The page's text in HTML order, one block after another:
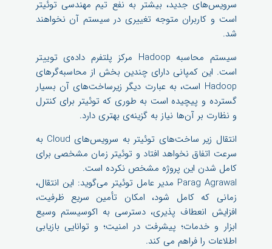
سرویس‌های جدید، بیشتر به نفع تیم مهندسی توئیتر
است و کاربران متوجه تغییری در سیستم آن نخواهند
شد.
سیستم محاسبه Hadoop مرکز پلتفرم داده‌ی توییتر
است. این کمپانی دارای چندین بخش از محاسبه‌گرهای
Hadoop است، به عبارت دیگر زیرساخت‌های آن بسیار
گسترده و پیچیده است به طوری که توئیتر برای کنترل
و نظارت بر آن‌ها نیاز به گزینه‌ی بهتری دارد.
انتقال زیر ساخت‌های توئیتر به سرویس‌های Cloud به
سرعت اتفاق نخواهد افتاد و توئیتر زمان مشخصی برای
کامل شدن این پروژه مشخص نکرده است.
Parag Agrawal مدیر عامل توئیتر می‌گوید: این انتقال،
زمانی که کامل شود، امکان تأمین سریع ظرفیت،
افزایش انعطاف پذیری، دسترسی به اکوسیستم وسیع
ابزار و خدمات؛ پیشرفت در امنیت؛ و توانایی بازیابی
اطلاعات را فراهم می کند.